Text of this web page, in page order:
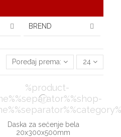
BREND
Poređaj prema: 24
Daska za sečenje bela
20x300x500mm